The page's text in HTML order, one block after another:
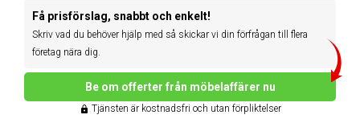
Få prisförslag, snabbt och enkelt!
Skriv vad du behöver hjälp med så skickar vi din förfrågan till flera
företag nära dig.
Be om offerter från möbelaffärer nu
Tjänsten är kostnadsfri och utan förpliktelser